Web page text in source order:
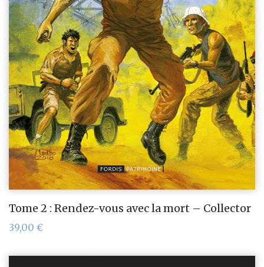
Tome 2 : Rendez-vous avec la mort – Collector
39,00 €